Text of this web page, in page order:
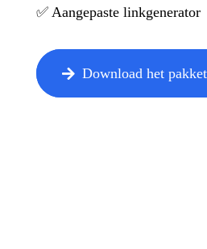
✅ Aangepaste linkgenerator
Download het